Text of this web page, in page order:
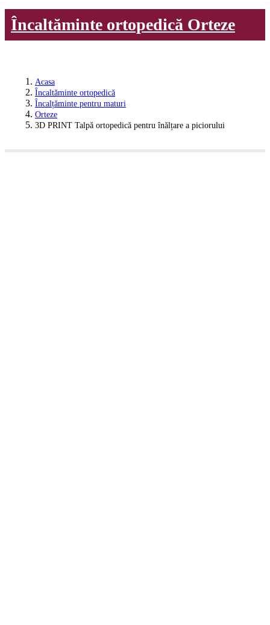
Încaltăminte ortopedică Orteze
Acasa
Încaltăminte ortopedică
Încalțăminte pentru maturi
Orteze
3D PRINT Talpă ortopedică pentru înălțare a piciorului